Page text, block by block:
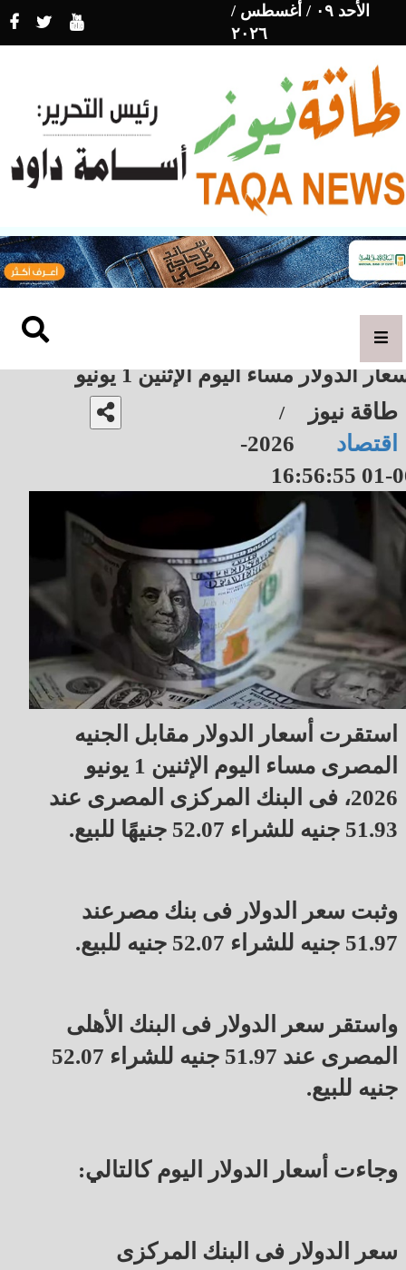
الأحد ٠٩ / أغسطس /
٢٠٢٦
الدولار مساء اليوم الإثنين 1 يونيو
طاقة نيوز /
اقتصاد
2026-
06-01
استقرت أسعار الدولار مقابل الجنيه
المصرى مساء اليوم الإثنين 1 يونيو
2026، فى البنك المركزى المصرى عند
51.93 جنيه للشراء 52.07 جنيهًا للبيع.
وثبت سعر الدولار فى بنك مصرعند
51.97 جنيه للشراء 52.07 جنيه للبيع.
واستقر سعر الدولار فى البنك الأهلى
المصرى عند 51.97 جنيه للشراء 52.07
جنيه للبيع.
وجاءت أسعار الدولار اليوم كالتالي:
سعر الدولار فى البنك المركزى